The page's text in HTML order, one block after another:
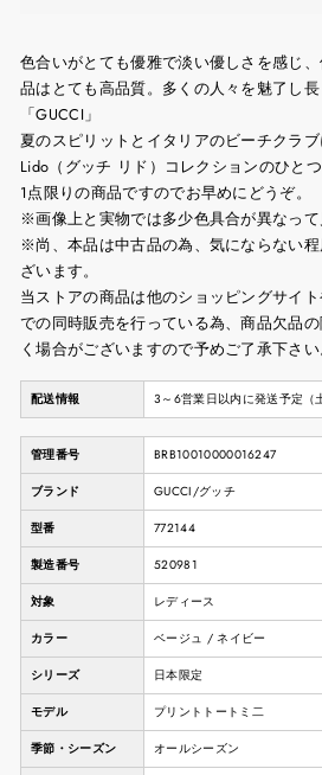
色合いがとても優雅で淡い優しさを感じ
品はとても高品質。多くの人々を魅了し
「GUCCI」
夏のスピリットとイタリアのビーチクラ
Lido（グッチ リド）コレクションのひとつ
1点限りの商品ですのでお早めにどうぞ。
※画像上と実物では多少色具合が異なって
※尚、本品は中古品の為、気にならない
ざいます。
当ストアの商品は他のショッピングサイ
での同時販売を行っている為、商品欠品
く場合がございますので予めご了承下さい
配送情報 3～6営業日以内に発送予定（
管理番号 BRB10010000016247
ブランド GUCCI/グッチ
型番 772144
製造番号 520981
対象 レディース
カラー ベージュ / ネイビー
シリーズ 日本限定
モデル プリントトートミ二
季節・シーズン オールシーズン